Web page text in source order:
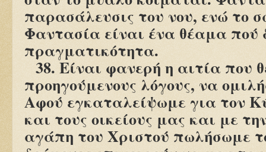
παρασάλευσις του νου, ενώ το
Φαντασία είναι ένα θέαμα πού
πραγματικότητα.
38. Είναι φανερή η αιτία που
προηγούμενους λόγους, να
Αφού εγκαταλείψωμε για τον
και τους οικείους μας και με
αγάπη του Χριστού πωλήσωμε